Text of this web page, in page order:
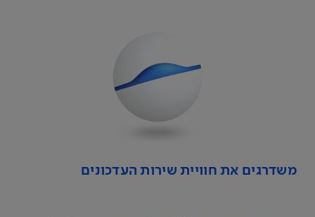
משדרגים את חוויית שירות העדכונים